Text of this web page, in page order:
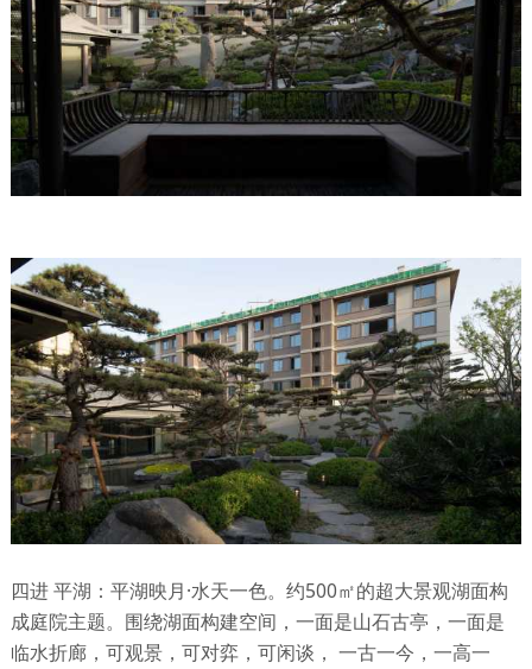
四进 平湖：平湖映月·水天一色。约500㎡的超大景观湖面构
成庭院主题。围绕湖面构建空间，一面是山石古亭，一面是
临水折廊，可观景，可对弈，可闲谈， 一古一今，一高一